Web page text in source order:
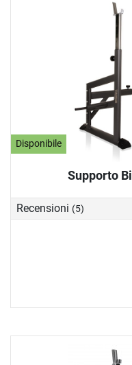
Disponibile
Supporto
Recensioni (5)